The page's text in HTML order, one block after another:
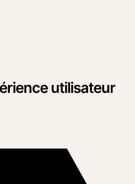
utilisateur